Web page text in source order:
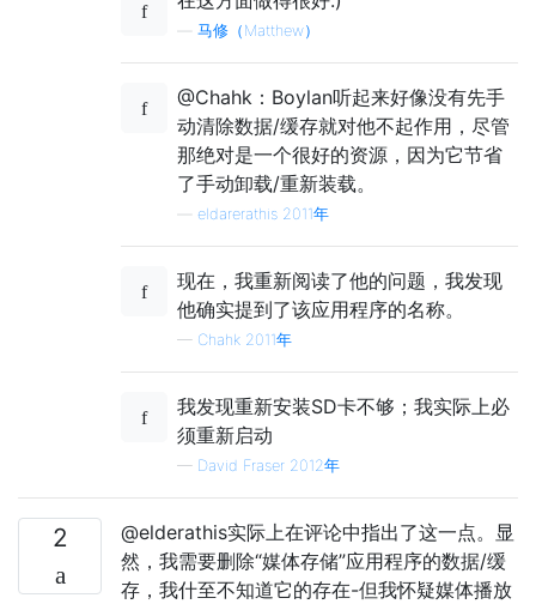
马修（Matthew）
@Chahk：Boylan听起来好像没有先手
动清除数据/缓存就对他不起作用，尽管
那绝对是一个很好的资源，因为它节省
了手动卸载/重新装载。
eldarerathis 2011年
现在，我重新阅读了他的问题，我发现
他确实提到了该应用程序的名称。
— Chahk 2011年
我发现重新安装SD卡不够；我实际上必
须重新启动
— David Fraser 2012年
2
@elderathis实际上在评论中指出了这一点。显
然，我需要删除“媒体存储”应用程序的数据/缓
存，我什至不知道它的存在-但我怀疑媒体播放